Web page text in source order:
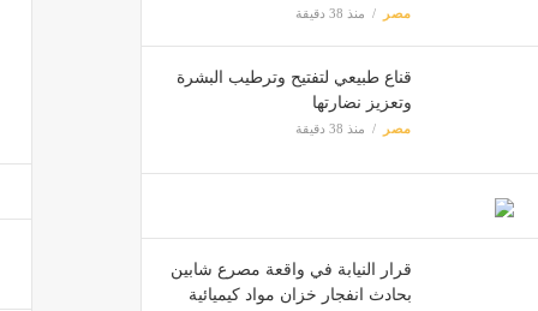
مصر منذ 38 دقيقة
قناع طبيعي لتفتيح وترطيب البشرة
وتعزيز نضارتها
مصر منذ 38 دقيقة
قرار النيابة في واقعة مصرع شابين
بحادث انفجار خزان مواد كيميائية
التعليم العالي: 71 ألف طالب